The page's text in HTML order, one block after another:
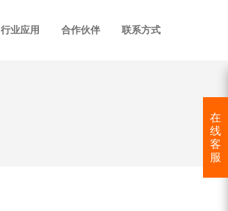
行业应用 合作伙伴 联系方式
在
线
客
服